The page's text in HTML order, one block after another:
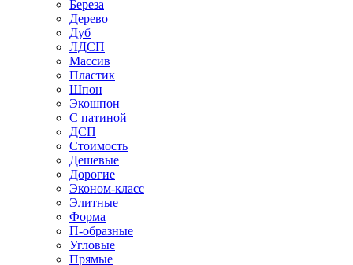
Береза
Дерево
Дуб
ЛДСП
Массив
Пластик
Шпон
Экошпон
С патиной
ДСП
Стоимость
Дешевые
Дорогие
Эконом-класс
Элитные
Форма
П-образные
Угловые
Прямые